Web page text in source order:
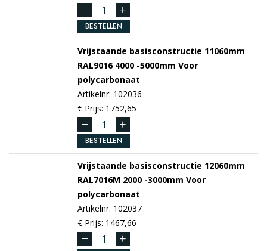
BESTELLEN
Vrijstaande basisconstructie 11060mm
RAL90164000 -5000mm Voor
polycarbonaat
Artikelnr: 102036
€ Prijs: 1752,65
BESTELLEN
Vrijstaande basisconstructie 12060mm
RAL7016M 2000 -3000mm Voor
polycarbonaat
Artikelnr: 102037
€ Prijs: 1467,66